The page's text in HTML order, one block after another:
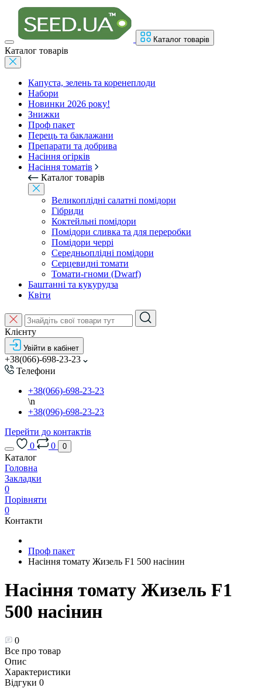
Каталог товарів
Каталог товарів
Капуста, зелень та коренеплоди
Набори
Новинки 2026 року!
Знижки
Проф пакет
Перець та баклажани
Препарати та добрива
Насіння огірків
Насіння томатів
Каталог товарів
Великоплідні салатні помідори
Гібриди
Коктейльні помідори
Помідори сливка та для переробки
Помідори черрі
Середньоплідні помідори
Серцевидні томати
Томати-гноми (Dwarf)
Баштанні та кукурудза
Квіти
Клієнту
Увійти в кабінет
+38(066)-698-23-23
Телефони
+38(066)-698-23-23
\n
+38(096)-698-23-23
Перейти до контактів
0
0 0
Каталог
Головна
Закладки
0
Порівняти
0
Контакти
Проф пакет
Насіння томату Жизель F1 500 насінин
Насіння томату Жизель F1
500 насінин
0
Все про товар
Опис
Характеристики
Відгуки 0